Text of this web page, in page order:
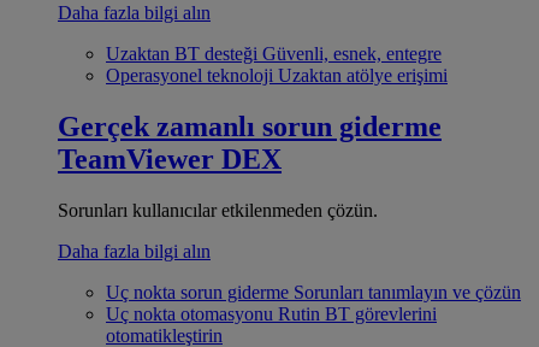
Daha fazla bilgi alın
Uzaktan BT desteği Güvenli, esnek, entegre
Operasyonel teknoloji Uzaktan atölye erişimi
Gerçek zamanlı sorun giderme
TeamViewer DEX
Sorunları kullanıcılar etkilenmeden çözün.
Daha fazla bilgi alın
Uç nokta sorun giderme Sorunları tanımlayın ve çözün
Uç nokta otomasyonu Rutin BT görevlerini
otomatikleştirin